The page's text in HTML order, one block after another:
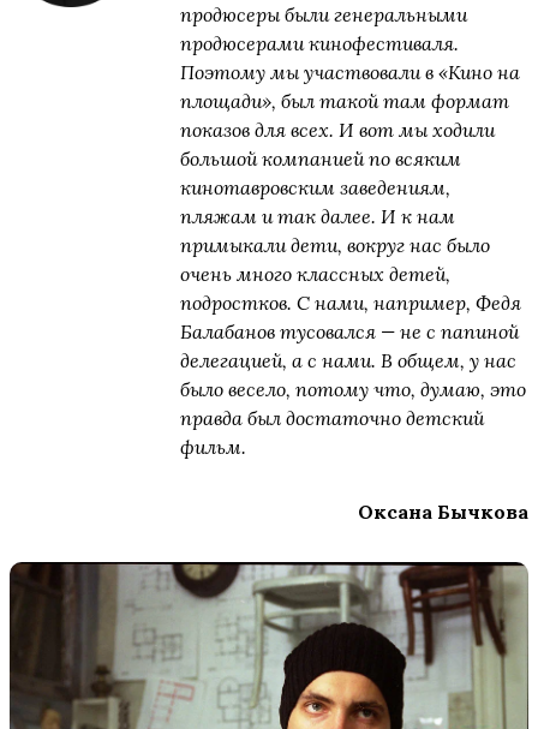
продюсеры были генеральными
продюсерами кинофестиваля.
Поэтому мы участвовали в «Кино на
площади», был такой там формат
показов для всех. И вот мы ходили
большой компанией по всяким
кинотавровским заведениям,
пляжам и так далее. И к нам
примыкали дети, вокруг нас было
очень много классных детей,
подростков. С нами, например, Федя
Балабанов тусовался — не с папиной
делегацией, а с нами. В общем, у нас
было весело, потому что, думаю, это
правда был достаточно детский
фильм.
Оксана Бычкова